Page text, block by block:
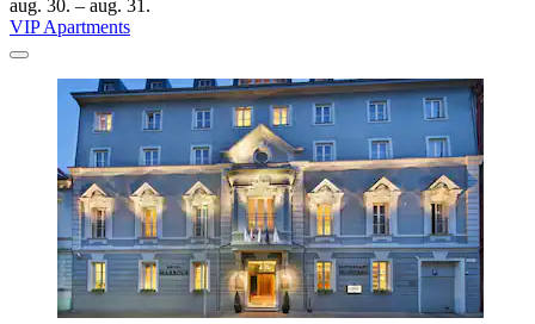
aug. 30. – aug. 31.
VIP Apartments